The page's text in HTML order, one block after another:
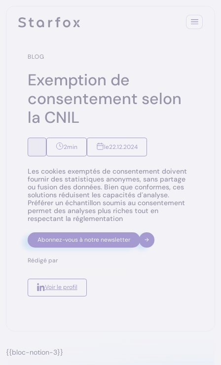
BLOG
Exemption de
consentement selon
la CNIL
2min le22.12.2024
Les cookies exemptés de consentement doivent
fournir des statistiques anonymes, sans partage
ou fusion des données. Bien que conformes, ces
solutions réduisent les capacités d’analyse.
Préférer un échantillon soumis au consentement
permet des analyses plus riches tout en
respectant la réglementation
Abonnez-vous à notre newsletter
Rédigé par
Edouard de Joussineau
CEO Starfox Analytics
Voir le profil
{{bloc-notion-3}}